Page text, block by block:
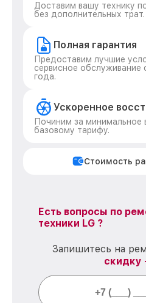
Доставим вашу технику
без дополнительных трат.
Полная гарантия
Предоставим лучшие
сервисное обслуживание
года.
Ускоренное
Починим за минимальное
базовому тарифу.
Стоимость
Есть вопросы по
техники LG ?
Запишитесь на
скидку